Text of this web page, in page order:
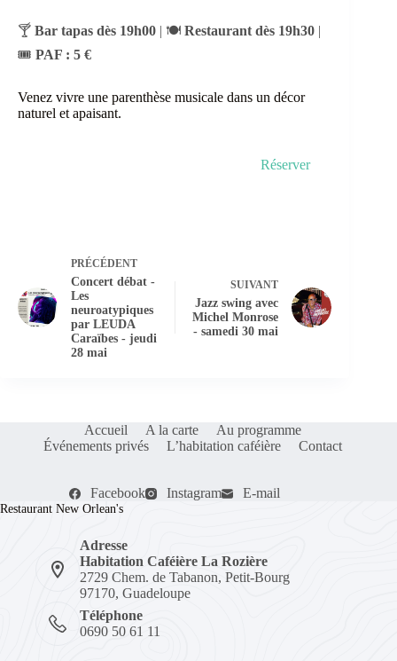
🍸 Bar tapas dès 19h00 | 🍽️ Restaurant dès 19h30 |
🎟️ PAF : 5 €
Venez vivre une parenthèse musicale dans un décor
naturel et apaisant.
Réserver
PRÉCÉDENT
Concert débat -
Les
neuroatypiques
par LEUDA
Caraïbes - jeudi
28 mai
SUIVANT
Jazz swing avec
Michel Monrose
- samedi 30 mai
Accueil A la carte
Au programme
Événements privés
L’habitation caféière Contact
Facebook Instagram E-mail
Restaurant New Orlean's
Adresse
Habitation Caféière La Rozière
2729 Chem. de Tabanon, Petit-Bourg
97170, Guadeloupe
Téléphone
0690 50 61 11